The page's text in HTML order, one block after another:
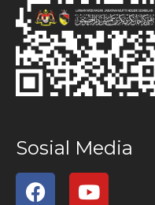
Sosial Media